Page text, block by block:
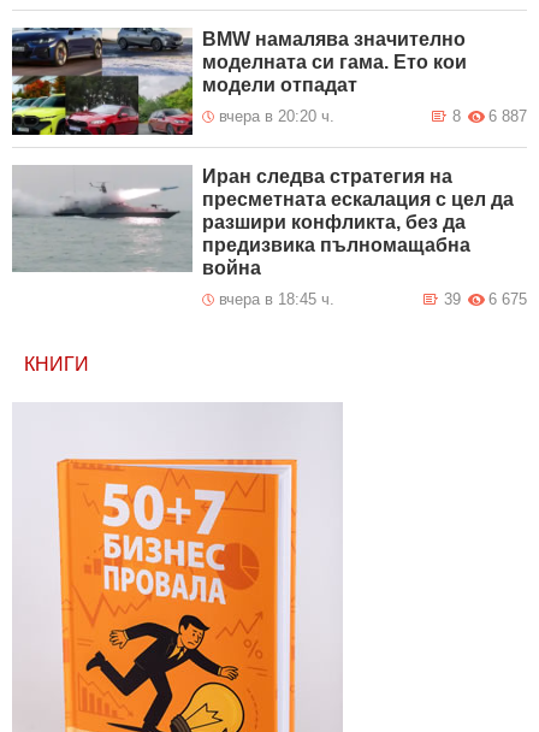
BMW намалява значително
моделната си гама. Ето кои
модели отпадат
вчера в 20:20 ч. 6 887
8
Иран следва стратегия на
пресметната ескалация с цел да
разшири конфликта, без да
предизвика пълномащабна
война
вчера в 18:45 ч. 6 675
39
КНИГИ